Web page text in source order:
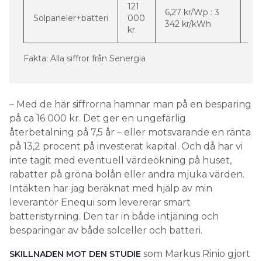
Solpaneler+batteri
121
000
kr
6,27 kr/Wp : 3
342 kr/kWh
Fakta: Alla siffror från Senergia
– Med de här siffrorna hamnar man på en besparing
på ca 16 000 kr. Det ger en ungefärlig
återbetalning på 7,5 år – eller motsvarande en ränta
på 13,2 procent på investerat kapital. Och då har vi
inte tagit med eventuell värdeökning på huset,
rabatter på gröna bolån eller andra mjuka värden.
Intäkten har jag beräknat med hjälp av min
leverantör Enequi som levererar smart
batteristyrning. Den tar in både intjäning och
besparingar av både solceller och batteri.
SKILLNADEN MOT DEN STUDIE som Markus Rinio gjort